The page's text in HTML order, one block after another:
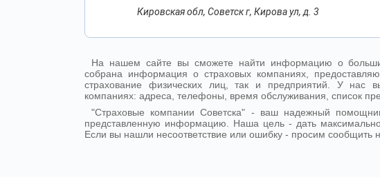
Кировская обл, Советск г, Кирова ул, д. 3
На нашем сайте вы сможете найти информацию о
собрана информация о страховых компаниях,
страхование физических лиц, так и предприятий. У
компаниях: адреса, телефоны, время обслуживания, список
"Страховые компании Советска" - ваш надежный
представленную информацию. Наша цель - дать
Если вы нашли несоответствие или ошибку - просим сообщить